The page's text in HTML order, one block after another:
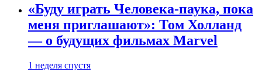
«Буду играть Человека-паука, пока
меня приглашают»: Том Холланд
— о будущих фильмах Marvel
1 неделя спустя